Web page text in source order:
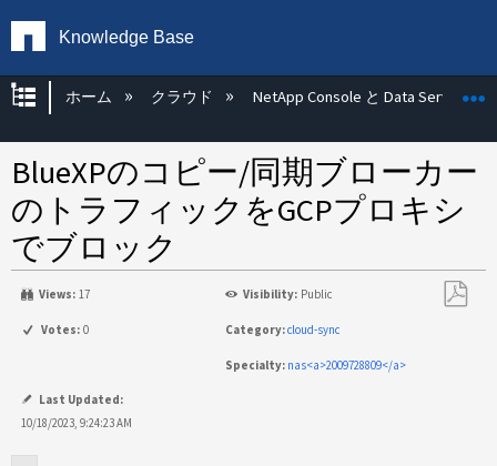
Knowledge Base
グローバル階層を展開/折りたたむ
ホーム クラウド NetApp Console と Data Services
BlueXPのコピー/同期ブローカー
のトラフィックをGCPプロキシ
でブロック
Views: 17 Visibility: Public
Votes: 0 Category:cloud-sync
Specialty: nas<a>2009728809</a>
Last Updated:
10/18/2023, 9:24:23 AM